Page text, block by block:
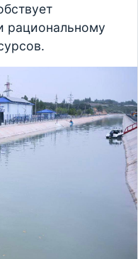
рациональному